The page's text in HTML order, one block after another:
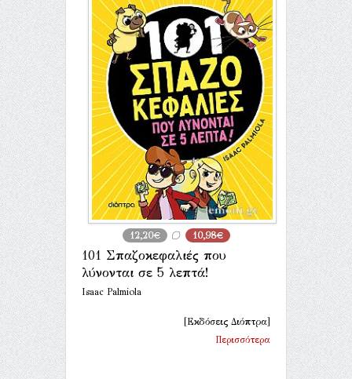
12,20€ 10,98€
101 Σπαζοκεφαλιές που
λύνονται σε 5 λεπτά!
Isaac Palmiola
[Εκδόσεις Διόπτρα]
Περισσότερα